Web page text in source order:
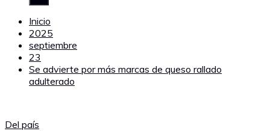
Inicio
2025
septiembre
23
Se advierte por más marcas de queso rallado
adulterado
Del país